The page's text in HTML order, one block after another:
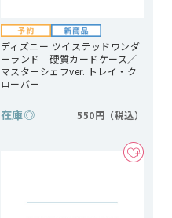
ディズニー ツイステッドワンダ
ーランド 硬質カードケース／
マスターシェフver. トレイ・ク
ローバー
在庫◎ 550円